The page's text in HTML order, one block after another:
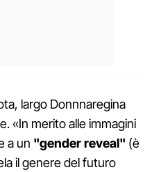
largo Donnnaregina
«In merito alle immagini
a un "gender reveal" (è
il genere del futuro